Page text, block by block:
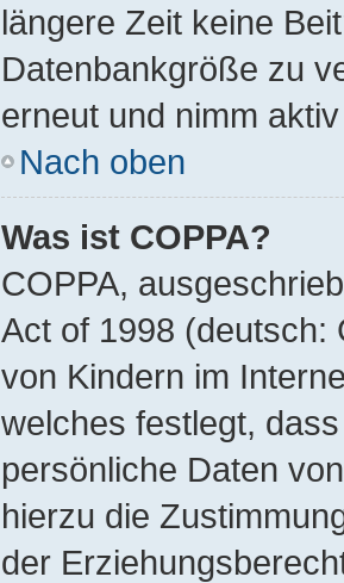
längere Zeit keine
Datenbankgröße zu
erneut und nimm
Nach oben
Was ist COPPA?
COPPA,
Act of 1998 (deutsch:
von Kindern im
welches festlegt,
persönliche Daten
hierzu die
der